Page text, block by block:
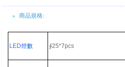
» 商品規格:
LED燈數 ∮25*7pcs